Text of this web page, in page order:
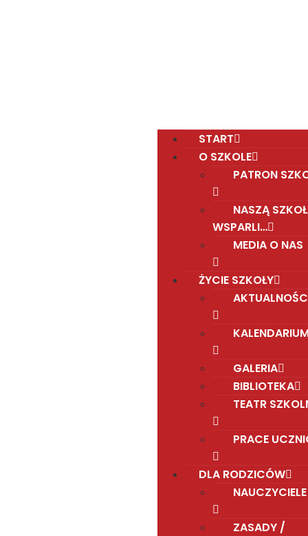
START
O SZKOLE
PATRON
NASZĄ
WSPARLI…
MEDIA O NAS
ŻYCIE SZKOŁY
GALERIA
BIBLIOTEKA
TEATR
PRACE
DLA RODZICÓW
NAUCZYCIELE
ZASADY /